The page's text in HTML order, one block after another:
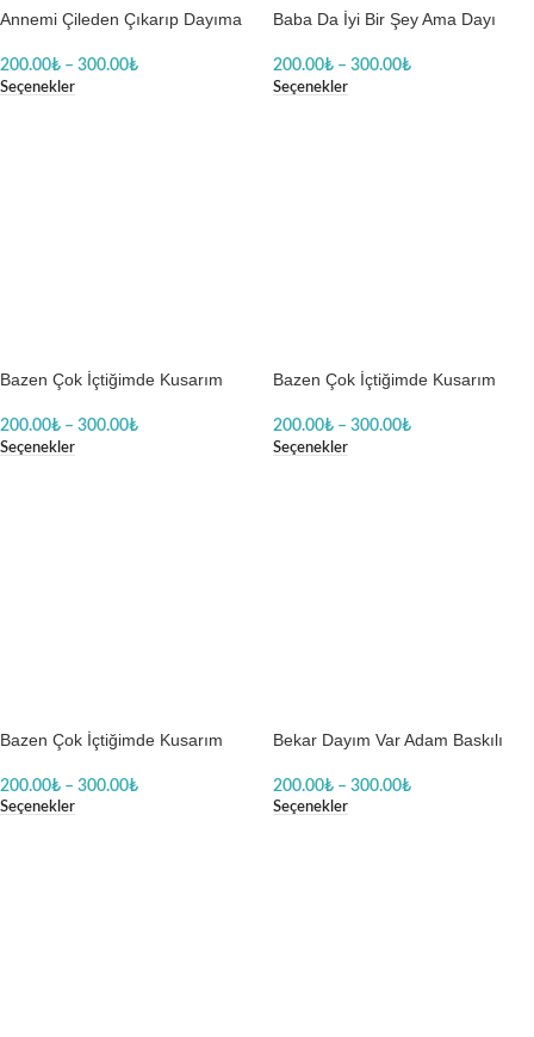
Annemi Çileden Çıkarıp Dayıma
200.00₺ – 300.00₺
Seçenekler
Baba Da İyi Bir Şey Ama Dayı
Zıbın
200.00₺ – 300.00₺
Seçenekler
Bazen Çok İçtiğimde Kusarım
Zıbın
200.00₺ – 300.00₺
Seçenekler
Bazen Çok İçtiğimde Kusarım
Zıbın
200.00₺ – 300.00₺
Seçenekler
Bazen Çok İçtiğimde Kusarım
200.00₺ – 300.00₺
Seçenekler
Bekar Dayım Var Adam Baskılı
200.00₺ – 300.00₺
Seçenekler